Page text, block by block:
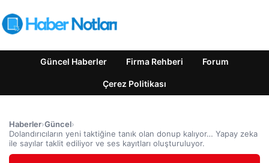
Güncel Haberler Firma Rehberi Forum
Çerez Politikası
Haberler›Güncel›
Dolandırıcıların yeni taktiğine tanık olan donup kalıyor… Yapay zeka
ile sayılar taklit ediliyor ve ses kayıtları oluşturuluyor.